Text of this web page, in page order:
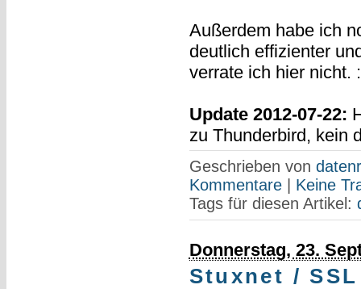
Außerdem habe ich
deutlich effizienter
verrate ich hier nicht.
Update 2012-07-22:
zu Thunderbird, kein
Geschrieben von
Kommentare| Keine
Tags für diesen Artikel:
Donnerstag, 23.
Stuxnet / SSL